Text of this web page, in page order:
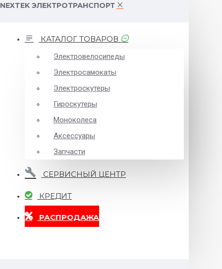
NEXTEK ЭЛЕКТРОТРАНСПОРТ
КАТАЛОГ ТОВАРОВ
Электровелосипеды
Электросамокаты
Электроскутеры
Гироскутеры
Моноколеса
Аксессуары
Запчасти
СЕРВИСНЫЙ ЦЕНТР
КРЕДИТ
РАСПРОДАЖА